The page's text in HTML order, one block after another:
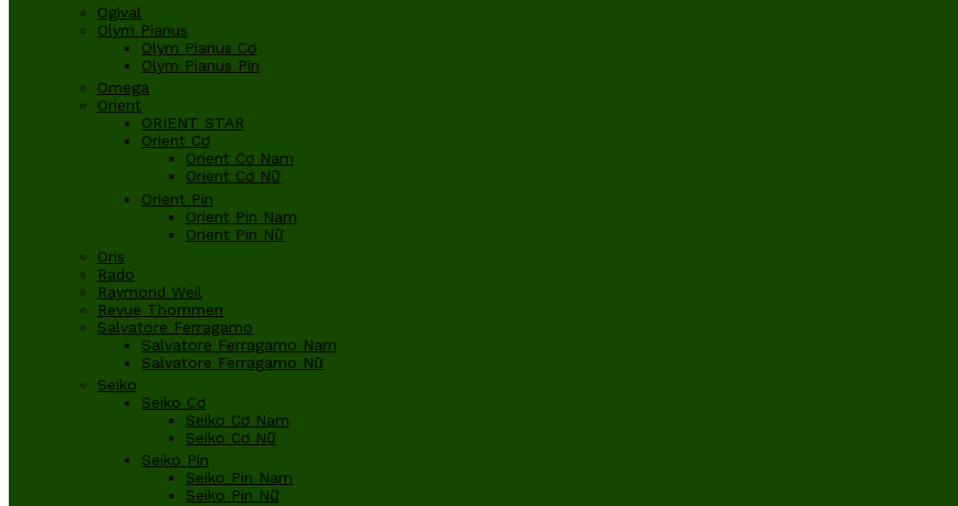
Ogival
Olym Pianus
Olym Pianus Cơ
Olym Pianus Pin
Omega
Orient
ORIENT STAR
Orient Cơ
Orient Cơ Nam
Orient Cơ Nữ
Orient Pin
Orient Pin Nam
Orient Pin Nữ
Oris
Rado
Raymond Weil
Revue Thommen
Salvatore Ferragamo
Salvatore Ferragamo Nam
Salvatore Ferragamo Nữ
Seiko
Seiko Cơ
Seiko Cơ Nam
Seiko Cơ Nữ
Seiko Pin
Seiko Pin Nam
Seiko Pin Nữ